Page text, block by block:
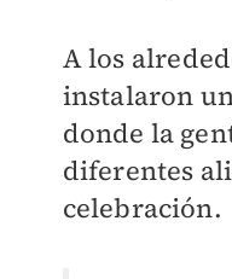
A los
instalaron
donde la
diferentes
celebración.